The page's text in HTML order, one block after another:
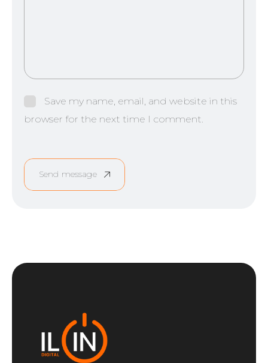
Save my name, email, and website in this
browser for the next time I comment.
Send message